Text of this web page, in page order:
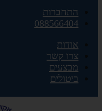
התחברות
088566404
אודות
צרו קשר
מבצעים
ביטולים